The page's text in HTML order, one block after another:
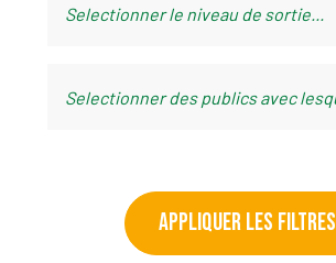
APPLIQUER LES FILTRES